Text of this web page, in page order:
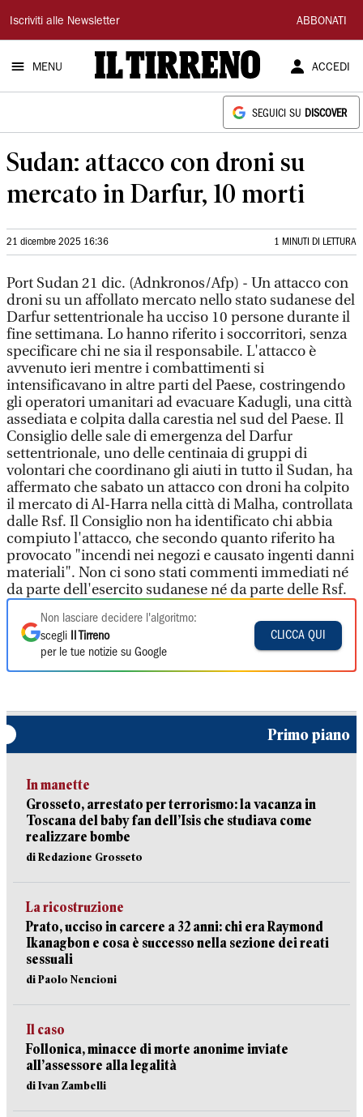
Il
Tirreno
Iscriviti alle Newsletter ABBONATI
MENU ACCEDI
SEGUICI SU DISCOVER
Sudan: attacco con droni su
mercato in Darfur, 10 morti
21 dicembre 2025 16:36 1 MINUTI DI LETTURA
Port Sudan 21 dic. (Adnkronos/Afp) - Un attacco con
droni su un affollato mercato nello stato sudanese del
Darfur settentrionale ha ucciso 10 persone durante il
fine settimana. Lo hanno riferito i soccorritori, senza
specificare chi ne sia il responsabile. L'attacco è
avvenuto ieri mentre i combattimenti si
intensificavano in altre parti del Paese, costringendo
gli operatori umanitari ad evacuare Kadugli, una città
assediata e colpita dalla carestia nel sud del Paese. Il
Consiglio delle sale di emergenza del Darfur
settentrionale, uno delle centinaia di gruppi di
volontari che coordinano gli aiuti in tutto il Sudan, ha
affermato che sabato un attacco con droni ha colpito
il mercato di Al-Harra nella città di Malha, controllata
dalle Rsf. Il Consiglio non ha identificato chi abbia
compiuto l'attacco, che secondo quanto riferito ha
provocato "incendi nei negozi e causato ingenti danni
materiali". Non ci sono stati commenti immediati né
da parte dell'esercito sudanese né da parte delle Rsf.
Non lasciare decidere l'algoritmo:
scegli
Il Tirreno
per le tue notizie su Google
CLICCA QUI
Primo piano
In manette
Grosseto, arrestato per terrorismo: la vacanza in
Toscana del baby fan dell’Isis che studiava come
realizzare bombe
di Redazione Grosseto
La ricostruzione
Prato, ucciso in carcere a 32 anni: chi era Raymond
Ikanagbon e cosa è successo nella sezione dei reati
sessuali
di Paolo Nencioni
Il caso
Follonica, minacce di morte anonime inviate
all’assessore alla legalità
di Ivan Zambelli